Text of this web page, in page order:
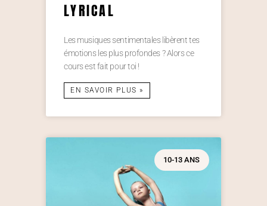
LYRICAL
Les musiques sentimentales libèrent tes
émotions les plus profondes ? Alors ce
cours est fait pour toi !
EN SAVOIR PLUS »
10-13 ANS